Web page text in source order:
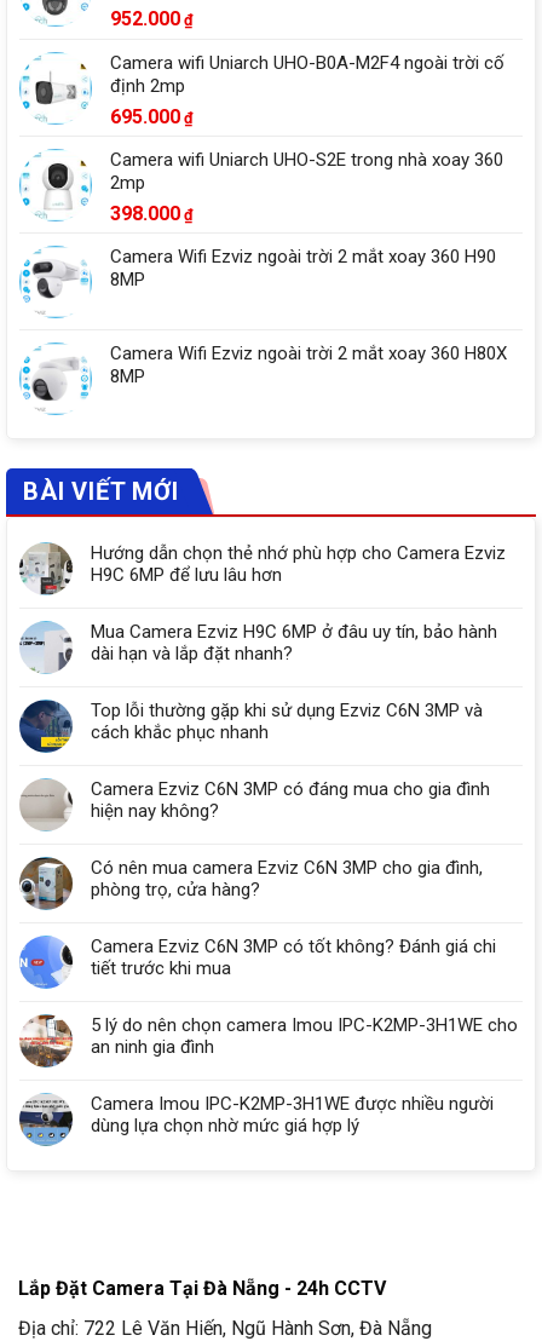
952.000 ₫
Camera wifi Uniarch UHO-B0A-M2F4 ngoài trời cố
định 2mp
695.000 ₫
Camera wifi Uniarch UHO-S2E trong nhà xoay 360
2mp
398.000 ₫
Camera Wifi Ezviz ngoài trời 2 mắt xoay 360 H90
8MP
Camera Wifi Ezviz ngoài trời 2 mắt xoay 360 H80X
8MP
BÀI VIẾT MỚI
Hướng dẫn chọn thẻ nhớ phù hợp cho Camera Ezviz
H9C 6MP để lưu lâu hơn
Mua Camera Ezviz H9C 6MP ở đâu uy tín, bảo hành
dài hạn và lắp đặt nhanh?
Top lỗi thường gặp khi sử dụng Ezviz C6N 3MP và
cách khắc phục nhanh
Camera Ezviz C6N 3MP có đáng mua cho gia đình
hiện nay không?
Có nên mua camera Ezviz C6N 3MP cho gia đình,
phòng trọ, cửa hàng?
Camera Ezviz C6N 3MP có tốt không? Đánh giá chi
tiết trước khi mua
5 lý do nên chọn camera Imou IPC-K2MP-3H1WE cho
an ninh gia đình
Camera Imou IPC-K2MP-3H1WE được nhiều người
dùng lựa chọn nhờ mức giá hợp lý
Lắp Đặt Camera Tại Đà Nẵng - 24h CCTV
Địa chỉ: 722 Lê Văn Hiến, Ngũ Hành Sơn, Đà Nẵng